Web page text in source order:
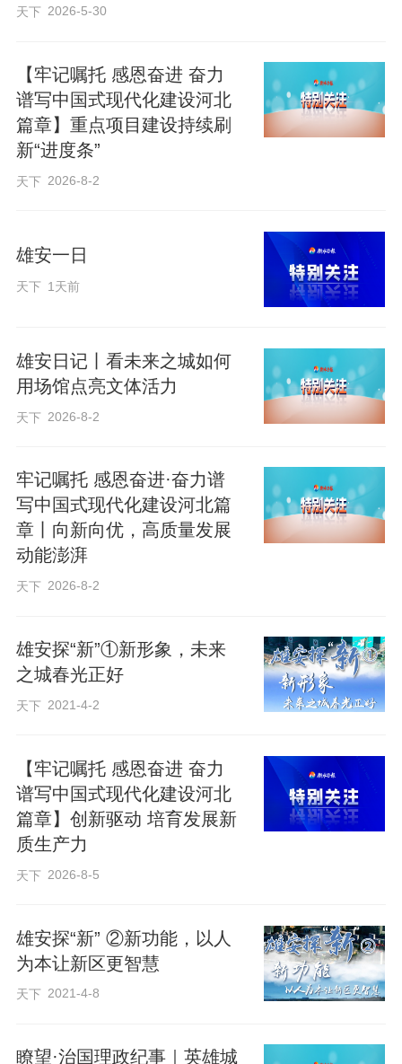
编辑：贾扬阳
来源：冀时新闻
原标题：推荐官超话丨“河北五超”雄安主场首秀，看
球、干饭，一路繁花相伴！
天下 2026-5-30
【牢记嘱托 感恩奋进 奋力
谱写中国式现代化建设河北
篇章】重点项目建设持续刷
新“进度条”
天下 2026-8-2
雄安一日
天下 1天前
雄安日记丨看未来之城如何
用场馆点亮文体活力
天下 2026-8-2
牢记嘱托 感恩奋进·奋力谱
写中国式现代化建设河北篇
章丨向新向优，高质量发展
动能澎湃
天下 2026-8-2
雄安探“新”①新形象，未来
之城春光正好
天下 2021-4-2
【牢记嘱托 感恩奋进 奋力
谱写中国式现代化建设河北
篇章】创新驱动 培育发展新
质生产力
天下 2026-8-5
雄安探“新” ②新功能，以人
为本让新区更智慧
天下 2021-4-8
瞭望·治国理政纪事｜英雄城